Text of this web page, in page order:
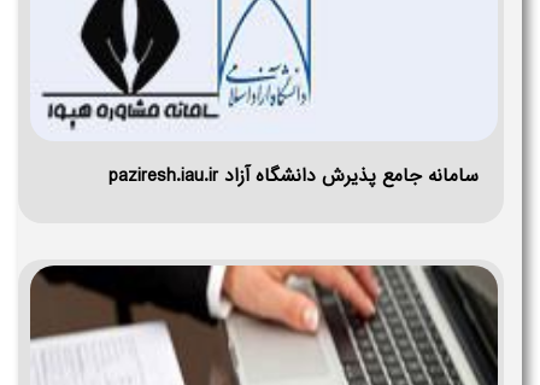
سامانه جامع پذیرش دانشگاه آزاد paziresh.iau.ir